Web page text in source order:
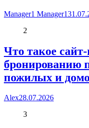
Manager1 Manager1
2
Что такое
бронированию
пожилых и
Alex28.07.2026
3